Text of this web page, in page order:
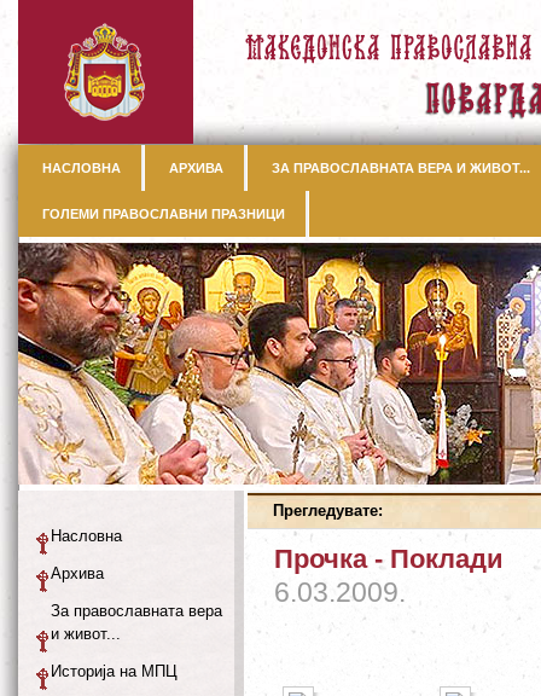
НАСЛОВНА АРХИВА ЗА ПРАВОСЛАВНАТА ВЕРА И ЖИВОТ...
ГОЛЕМИ ПРАВОСЛАВНИ ПРАЗНИЦИ
Прегледувате:
Прочка - Поклади
6.03.2009.
Насловна
Архива
За православната вера
и живот...
Историја на МПЦ